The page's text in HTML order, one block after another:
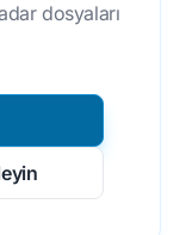
dosyaları